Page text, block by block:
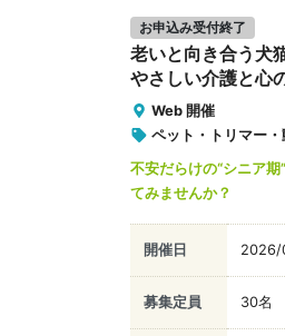
お申込み受付終了
老いと向き合う犬
やさしい介護と心
Web 開催
ペット・トリマー・
不安だらけの“シニア期
てみませんか？
開催日 2026/
募集定員 30名